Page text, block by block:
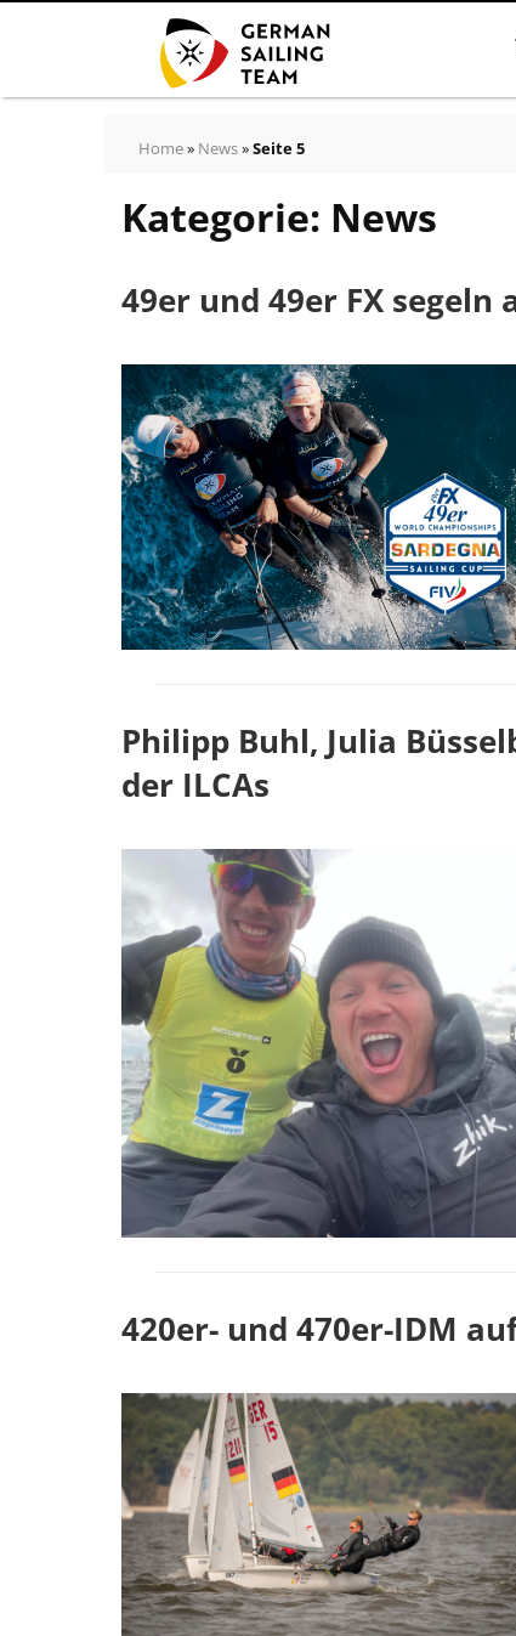
Home» News»Seite 5
Kategorie: News
49er und 49er FX
Philipp Buhl, Julia
der ILCAs
420er- und 470er-IDM